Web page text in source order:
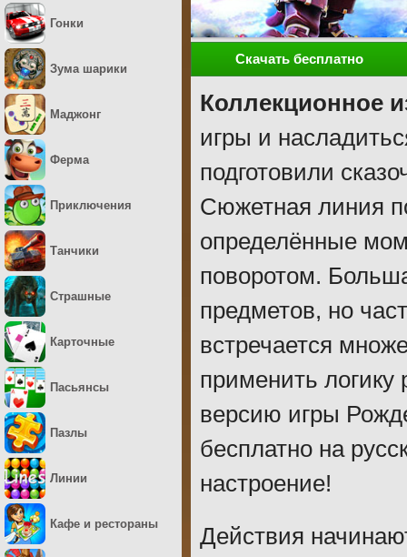
Скачать бесплатно
Коллекционное
игры и
подготовили
Сюжетная линия
определённые
поворотом.
предметов, но
встречается
применить
версию игры
бесплатно на
настроение!
Действия
Гонки
Зума шарики
Маджонг
Ферма
Приключения
Танчики
Страшные
Карточные
Пасьянсы
Пазлы
Линии
Кафе и рестораны